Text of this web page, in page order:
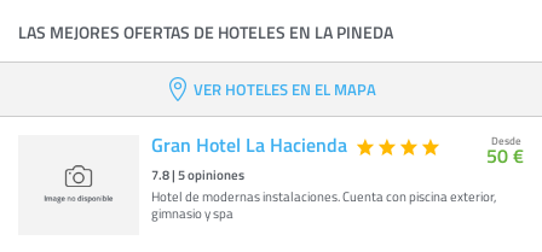
LAS MEJORES OFERTAS DE HOTELES EN LA PINEDA
VER HOTELES EN EL MAPA
Gran Hotel La Hacienda
7.8|5opiniones
Hotel de modernas instalaciones. Cuenta con piscina exterior,
gimnasio y spa
Desde
50 €